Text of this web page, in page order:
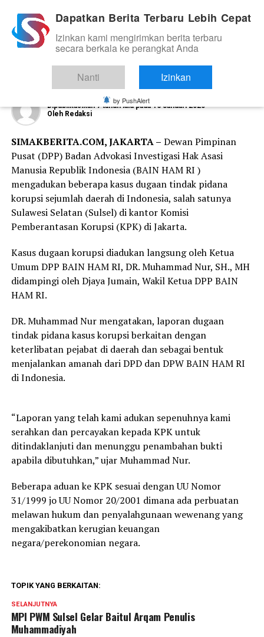
ORGANISASI DAN KOMUNITAS
DPP BAIN HAM RI Adukan Temuan
Dugaan Korupsi Sulsel di KPK
Dipublikasikan 7 tahun lalu pada 16 Januari 2020
Oleh Redaksi
SIMAKBERITA.COM, JAKARTA – Dewan Pimpinan
Pusat (DPP) Badan Advokasi Investigasi Hak Asasi
Manusia Republik Indonesia (BAIN HAM RI )
mengadukan beberapa kasus dugaan tindak pidana
korupsi sejumlah daerah di Indonesia, salah satunya
Sulawesi Selatan (Sulsel) di kantor Komisi
Pemberantasan Korupsi (KPK) di Jakarta.
Kasus dugaan korupsi diadukan langsung oleh Ketua
Umum DPP BAIN HAM RI, DR. Muhammad Nur, SH., MH
didampingi oleh Djaya Jumain, Wakil Ketua DPP BAIN
HAM RI.
DR. Muhammad Nur mengatakan, laporan dugaan
tindak pidana kasus korupsi berkaitan dengan
keterlibatan pejabat di daerah dan sebagai bentuk
menjalankan amanah dari DPD dan DPW BAIN HAM RI
di Indonesia.
“Laporan yang telah kami adukan sepenuhnya kami
serahkan dan percayakan kepada KPK untuk
ditindaklanjuti dan menunggu penambahan bukti
apabila dibutuhkan,” ujar Muhammad Nur.
Beberapa aduan ke KPK sesuai dengan UU Nomor
31/1999 jo UU Nomor 20/2001 dimana ada perbuatan
melawan hukum dan penyalahgunaan wewenang yang
mengakibatkan kerugian keuangan
negara/perekonomian negara.
TOPIK YANG BERKAITAN:
SELANJUTNYA
MPI PWM Sulsel Gelar Baitul Arqam Penulis
Muhammadiyah
Dapatkan Berita Terbaru Lebih Cepat
Izinkan kami mengirimkan berita terbaru
secara berkala ke perangkat Anda
Nanti Izinkan
by PushAlert